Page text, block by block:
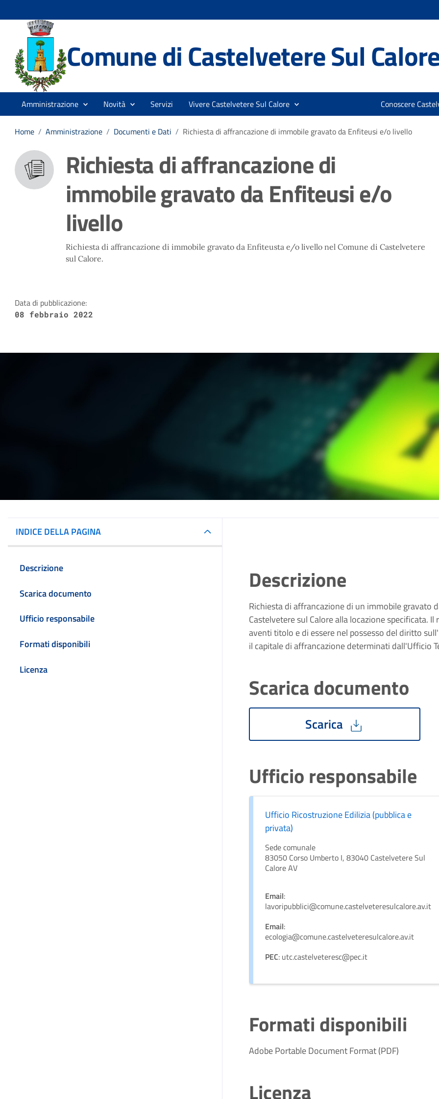
Comune di Castelvetere Sul
Amministrazione Novità Servizi Vivere Castelvetere Sul Calore Conoscere
Home / Amministrazione / Documenti e Dati / Richiesta di affrancazione di immobile gravato da Enfiteusi e/o livello
Richiesta di affrancazione di
immobile gravato da Enfiteusi e/o
livello
Richiesta di affrancazione di immobile gravato da Enfiteusta e/o livello nel Comune di Castelvetere
sul Calore.
Data di pubblicazione:
08 febbraio 2022
INDICE DELLA PAGINA
Descrizione
Scarica documento
Ufficio responsabile
Formati disponibili
Licenza
Descrizione
Richiesta di affrancazione di un immobile gravato
Castelvetere sul Calore alla locazione specificata.
aventi titolo e di essere nel possesso del diritto
il capitale di affrancazione determinati dall'Ufficio
Scarica documento
Scarica
Ufficio responsabile
Ufficio Ricostruzione Edilizia (pubblica e
privata)
Sede comunale
83050 Corso Umberto I, 83040 Castelvetere Sul
Calore AV
Email:
lavoripubblici@comune.castelveteresulcalore.av.it
Email:
ecologia@comune.castelveteresulcalore.av.it
PEC: utc.castelveteresc@pec.it
Formati disponibili
Adobe Portable Document Format (PDF)
Licenza